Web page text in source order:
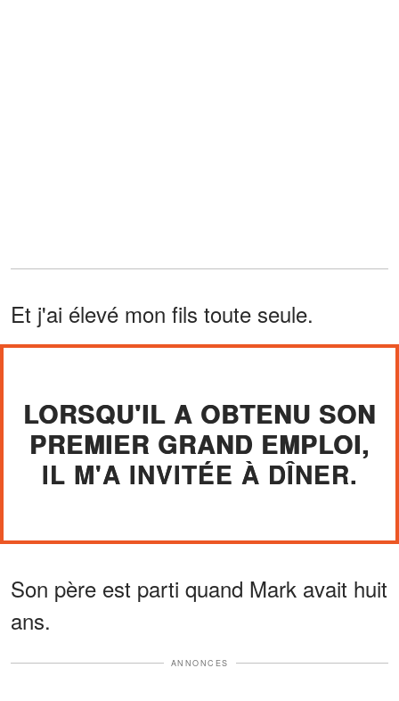
Et j'ai élevé mon fils toute seule.
LORSQU'IL A OBTENU SON
PREMIER GRAND EMPLOI,
IL M'A INVITÉE À DÎNER.
Son père est parti quand Mark avait huit
ans.
ANNONCES